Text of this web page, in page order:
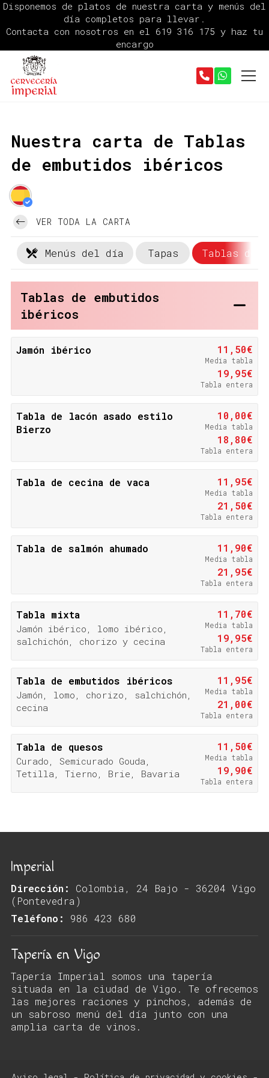
Disponemos de platos de nuestra carta y menús del
día completos para llevar.
Contacta con nosotros en el 619 316 175 y haz tu
encargo
Nuestra carta de Tablas
de embutidos ibéricos
VER TODA LA CARTA
Menús del día Tapas Tablas de
Tablas de embutidos
ibéricos
Jamón ibérico 11,50€
Media tabla
19,95€
Tabla entera
Tabla de lacón asado estilo
Bierzo
10,00€
Media tabla
18,80€
Tabla entera
Tabla de cecina de vaca 11,95€
Media tabla
21,50€
Tabla entera
Tabla de salmón ahumado 11,90€
Media tabla
21,95€
Tabla entera
Tabla mixta
Jamón ibérico, lomo ibérico,
salchichón, chorizo y cecina
11,70€
Media tabla
19,95€
Tabla entera
Tabla de embutidos ibéricos
Jamón, lomo, chorizo, salchichón,
cecina
11,95€
Media tabla
21,00€
Tabla entera
Tabla de quesos
Curado, Semicurado Gouda,
Tetilla, Tierno, Brie, Bavaria
11,50€
Media tabla
19,90€
Tabla entera
Imperial
Dirección:
Colombia, 24 Bajo - 36204 Vigo
(Pontevedra)
Teléfono:
986 423 680
Tapería en Vigo
Tapería Imperial somos una tapería
situada en la ciudad de Vigo. Te ofrecemos
las mejores raciones y pinchos, además de
un sabroso menú del día junto con una
amplia carta de vinos.